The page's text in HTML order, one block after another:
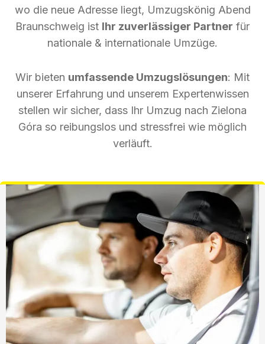
wo die neue Adresse liegt, Umzugskönig Abend
Braunschweig ist Ihr zuverlässiger Partner für
nationale & internationale Umzüge.
Wir bieten umfassende Umzugslösungen: Mit
unserer Erfahrung und unserem Expertenwissen
stellen wir sicher, dass Ihr Umzug nach Zielona
Góra so reibungslos und stressfrei wie möglich
verläuft.